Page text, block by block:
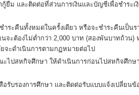
ม และติดต่อที่ส่วนการเงินและบัญชีเพื่อชำระเ
นทั้งหมดในครั้งเดียว หรือจะชำระคืนเป็นร
จะต้องไม่ต่ำกว่า 2,000 บาท (สองพันบาทถ้วน)
จะดำเนินการตามกฏหมายต่อไป
หกิจศึกษา ให้ดำเนินการก่อนไปสหกิจศึกษา
องการศึกษา และติดต่อรับแบบแจ้งเปลี่ยนข้